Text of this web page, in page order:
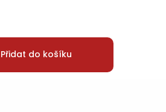
Přidat do košíku